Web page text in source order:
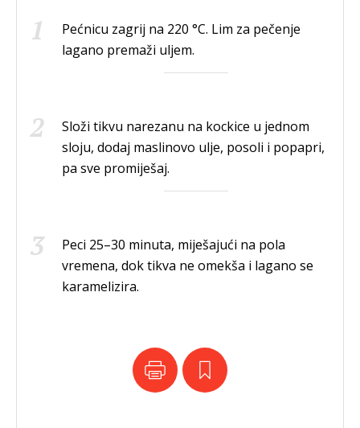
Pećnicu zagrij na 220 °C. Lim za pečenje
lagano premaži uljem.
Složi tikvu narezanu na kockice u jednom
sloju, dodaj maslinovo ulje, posoli i popapri,
pa sve promiješaj.
Peci 25–30 minuta, miješajući na pola
vremena, dok tikva ne omekša i lagano se
karamelizira.